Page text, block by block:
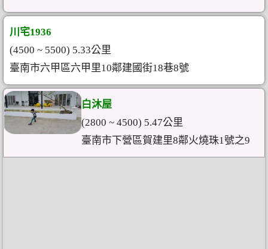
川宅1936
(4500 ~ 5500) 5.33公里
臺南市六甲區六甲里10鄰建國街18巷8號
白沐屋
(2800 ~ 4500) 5.47公里
臺南市下營區賀建里8鄰火燒珠1號之9